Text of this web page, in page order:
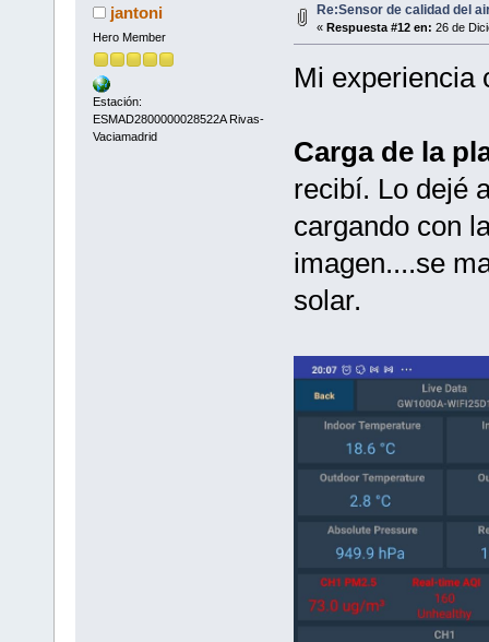
jantoni
Hero Member
Estación:
ESMAD2800000028522A Rivas-
Vaciamadrid
Re:Sensor de calidad del
« Respuesta #12 en: 26 de
Mi experiencia
Carga de la
recibí. Lo dejé
cargando con
imagen....se
solar.